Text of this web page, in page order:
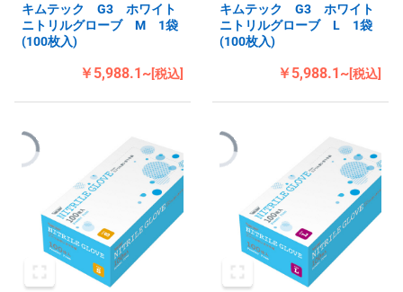
キムテック G3 ホワイト
ニトリルグローブ M 1袋
(100枚入)
￥5,988.1~[税込]
キムテック G3 ホワイト
ニトリルグローブ L 1袋
(100枚入)
￥5,988.1~[税込]